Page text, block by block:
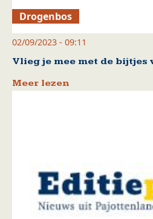
Drogenbos
02/09/2023 - 09:11
Vlieg je mee met de bijtjes
Meer lezen